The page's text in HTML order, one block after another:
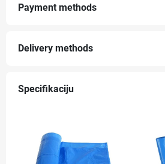
Payment methods
Delivery methods
Specifikaciju